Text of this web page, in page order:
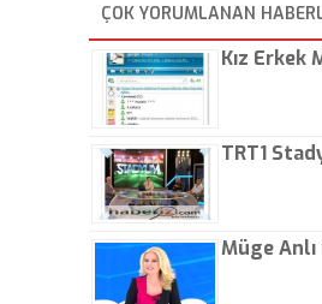
Gezenti
ÇOK YORUMLANAN
Kız Erkek
TRT1
Müge